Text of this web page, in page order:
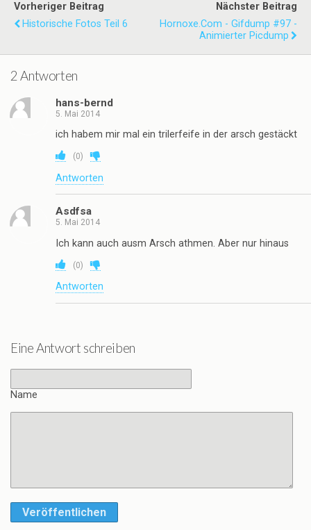
Vorheriger Beitrag
Historische Fotos Teil 6
Nächster Beitrag
Hornoxe.com - Gifdump #97 -
Animierter Picdump
2 Antworten
hans-bernd
5. Mai 2014
ich habem mir mal ein trilerfeife in der arsch gestäckt
(0)
Antworten
Asdfsa
5. Mai 2014
Ich kann auch ausm Arsch athmen. Aber nur hinaus
(0)
Antworten
Eine Antwort schreiben
Name
Veröffentlichen